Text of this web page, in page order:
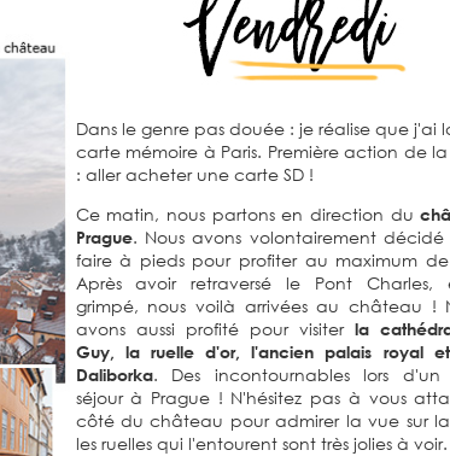
Dans le genre pas douée : je réalise que j'ai
carte mémoire à Paris. Première action de
: aller acheter une carte SD !
Ce matin, nous partons en direction du
Prague. Nous avons volontairement
faire à pieds pour profiter au maximum
Après avoir retraversé le Pont Charles,
grimpé, nous voilà arrivées au château !
avons aussi profité pour visiter la
Guy, la ruelle d'or, l'ancien palais royal
Daliborka. Des incontournables lors d'un
séjour à Prague ! N'hésitez pas à vous
côté du château pour admirer la vue sur
les ruelles qui l'entourent sont très jolies à voir.